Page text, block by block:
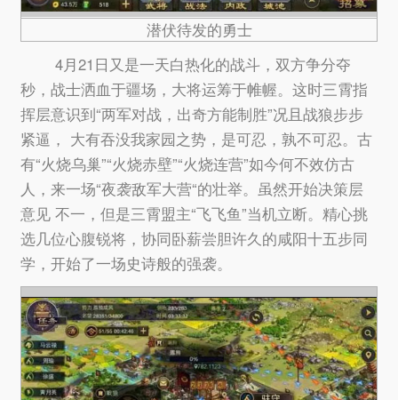
潜伏待发的勇士
4月21日又是一天白热化的战斗，双方争分夺
秒，战士洒血于疆场，大将运筹于帷幄。这时三霄指
挥层意识到“两军对战，出奇方能制胜”况且战狼步步
紧逼， 大有吞没我家园之势，是可忍，孰不可忍。古
有“火烧乌巢”“火烧赤壁”“火烧连营”如今何不效仿古
人，来一场“夜袭敌军大营“的壮举。虽然开始决策层
意见 不一，但是三霄盟主“飞飞鱼”当机立断。精心挑
选几位心腹锐将，协同卧薪尝胆许久的咸阳十五步同
学，开始了一场史诗般的强袭。